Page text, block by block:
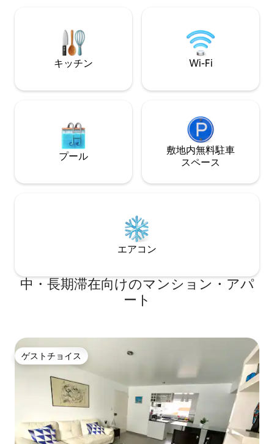
キッチン Wi-Fi
プール
敷地内無料駐⁠車
ス⁠ペ⁠ー⁠ス
エアコン
中・長期滞在向けのマンション・アパ
ート
ゲストチョイス
ゲストチョイス